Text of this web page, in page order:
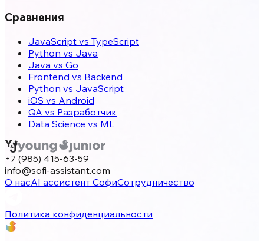
Сравнения
JavaScript vs TypeScript
Python vs Java
Java vs Go
Frontend vs Backend
Python vs JavaScript
iOS vs Android
QA vs Разработчик
Data Science vs ML
+7 (985) 415-63-59
info@sofi-assistant.com
О насAI ассистент СофиСотрудничество
Политика конфиденциальности